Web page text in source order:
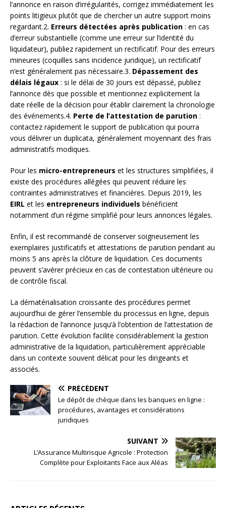
l’annonce en raison d’irrégularités, corrigez immédiatement les
points litigieux plutôt que de chercher un autre support moins
regardant.2. Erreurs détectées après publication : en cas
d’erreur substantielle (comme une erreur sur l’identité du
liquidateur), publiez rapidement un rectificatif. Pour des erreurs
mineures (coquilles sans incidence juridique), un rectificatif
n’est généralement pas nécessaire.3. Dépassement des
délais légaux : si le délai de 30 jours est dépassé, publiez
l’annonce dès que possible et mentionnez explicitement la
date réelle de la décision pour établir clairement la chronologie
des événements.4. Perte de l’attestation de parution :
contactez rapidement le support de publication qui pourra
vous délivrer un duplicata, généralement moyennant des frais
administratifs modiques.
Pour les micro-entrepreneurs et les structures simplifiées, il
existe des procédures allégées qui peuvent réduire les
contraintes administratives et financières. Depuis 2019, les
EIRL et les entrepreneurs individuels bénéficient
notamment d’un régime simplifié pour leurs annonces légales.
Enfin, il est recommandé de conserver soigneusement les
exemplaires justificatifs et attestations de parution pendant au
moins 5 ans après la clôture de liquidation. Ces documents
peuvent s’avérer précieux en cas de contestation ultérieure ou
de contrôle fiscal.
La dématérialisation croissante des procédures permet
aujourd’hui de gérer l’ensemble du processus en ligne, depuis
la rédaction de l’annonce jusqu’à l’obtention de l’attestation de
parution. Cette évolution facilite considérablement la gestion
administrative de la liquidation, particulièrement appréciable
dans un contexte souvent délicat pour les dirigeants et
associés.
PRÉCÉDENT
Le dépôt de chèque dans les banques en ligne :
procédures, avantages et considérations
juridiques
SUIVANT
L’Assurance Multirisque Agricole : Protection
Complète pour Exploitants Face aux Aléas